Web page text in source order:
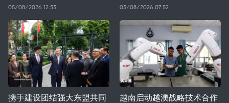
05/08/2026 12:55 05/08/2026 07:52
携手建设团结强大东盟共同
越南启动越澳战略技术合作